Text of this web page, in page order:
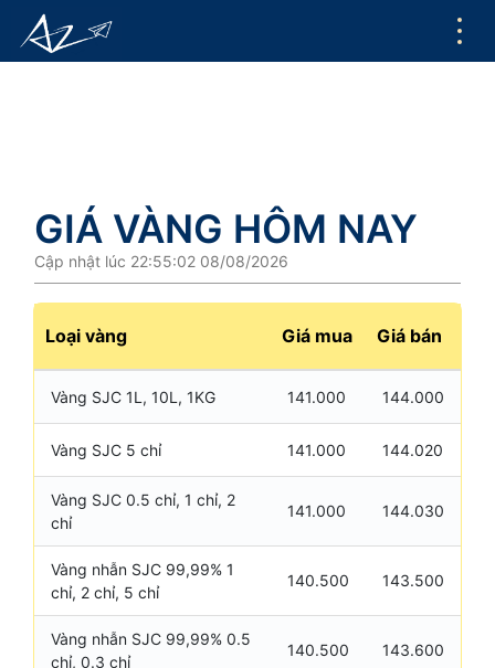
GIÁ VÀNG HÔM NAY
Cập nhật lúc 22:55:02 08/08/2026
Loại vàng Giá mua Giá bán
Vàng SJC 1L, 10L, 1KG 141.000 144.000
Vàng SJC 5 chỉ 141.000 144.020
Vàng SJC 0.5 chỉ, 1 chỉ, 2
chỉ
141.000 144.030
Vàng nhẫn SJC 99,99% 1
chỉ, 2 chỉ, 5 chỉ
140.500 143.500
Vàng nhẫn SJC 99,99% 0.5
chỉ, 0.3 chỉ
140.500 143.600